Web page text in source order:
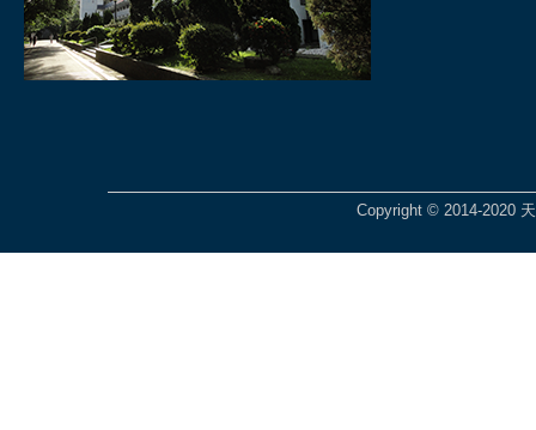
Copyright © 2014-2020